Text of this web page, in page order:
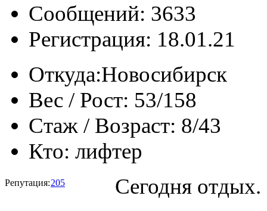
Сообщений: 3633
Регистрация: 18.01.21
Откуда:Новосибирск
Вес / Рост: 53/158
Стаж / Возраст: 8/43
Кто: лифтер
Репутация:205 Сегодня